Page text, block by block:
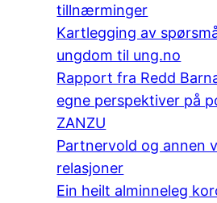
tillnærminger
Kartlegging av
ungdom til ung.no
Rapport fra Redd
egne perspektiver på
ZANZU
Partnervold og annen
relasjoner
Ein heilt alminneleg